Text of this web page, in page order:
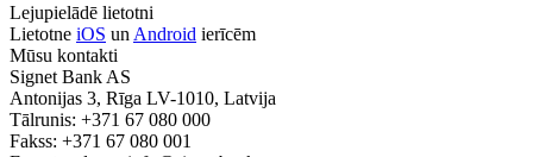
Lejupielādē lietotni
Lietotne iOS un Android ierīcēm
Mūsu kontakti
Signet Bank AS
Antonijas 3, Rīga LV-1010, Latvija
Tālrunis: +371 67 080 000
Fakss: +371 67 080 001